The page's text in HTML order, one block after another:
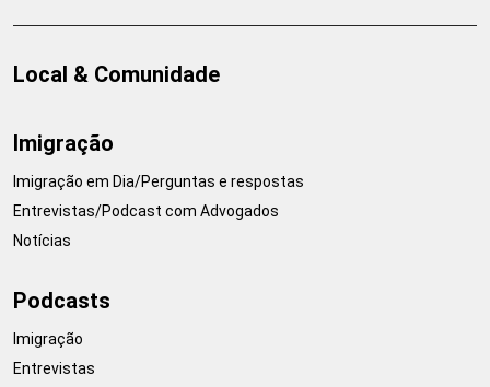
Local & Comunidade
Imigração
Imigração em Dia/Perguntas e respostas
Entrevistas/Podcast com Advogados
Notícias
Podcasts
Imigração
Entrevistas